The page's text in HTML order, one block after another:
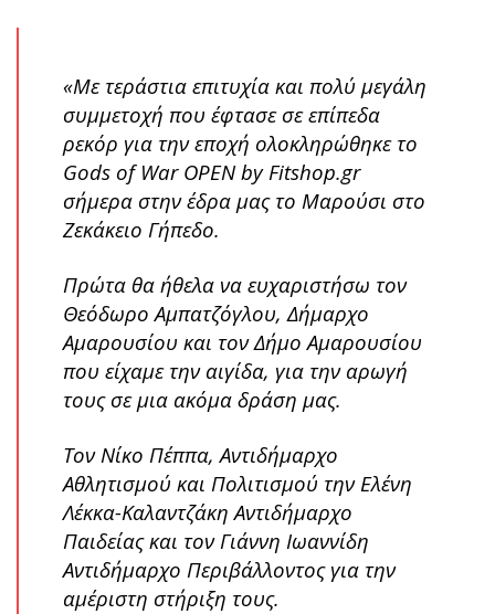
«Με τεράστια επιτυχία και πολύ μεγάλη
συμμετοχή που έφτασε σε επίπεδα
ρεκόρ για την εποχή ολοκληρώθηκε το
Gods of War OPEN by Fitshop.gr
σήμερα στην έδρα μας το Μαρούσι στο
Ζεκάκειο Γήπεδο.
Πρώτα θα ήθελα να ευχαριστήσω τον
Θεόδωρο Αμπατζόγλου, Δήμαρχο
Αμαρουσίου και τον Δήμο Αμαρουσίου
που είχαμε την αιγίδα, για την αρωγή
τους σε μια ακόμα δράση μας.
Τον Νίκο Πέππα, Αντιδήμαρχο
Αθλητισμού και Πολιτισμού την Ελένη
Λέκκα-Καλαντζάκη Αντιδήμαρχο
Παιδείας και τον Γιάννη Ιωαννίδη
Αντιδήμαρχο Περιβάλλοντος για την
αμέριστη στήριξη τους.